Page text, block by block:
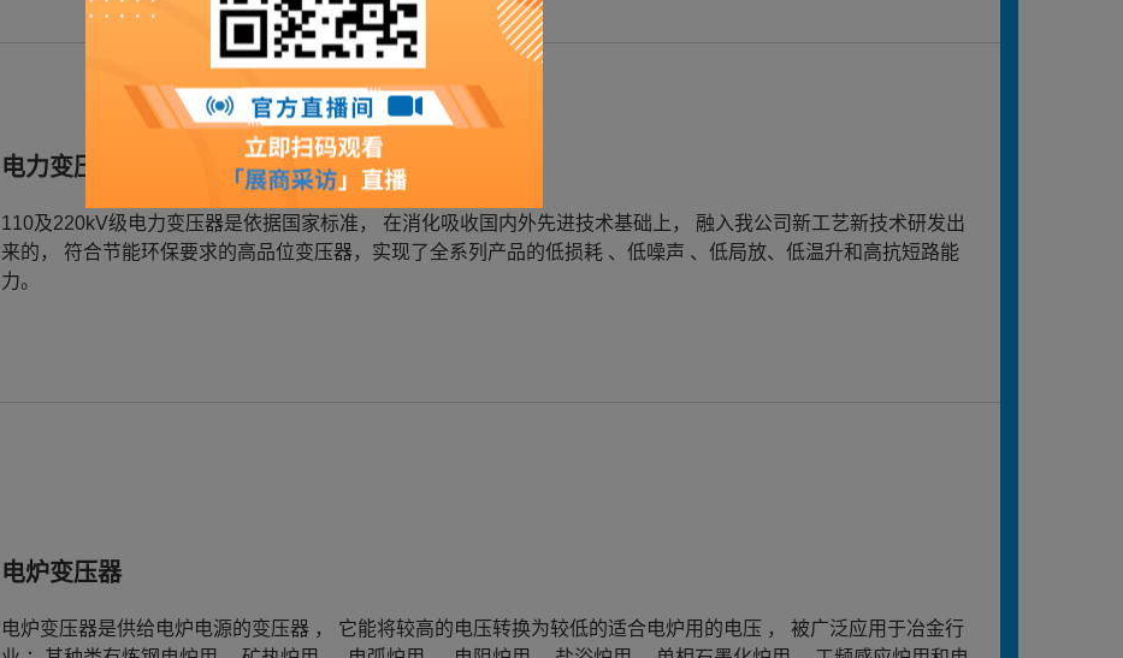
电力变压器
110及220kV级电力变压器是依据国家标准， 在消化吸收国内外先进技术基础上， 融入我公司新工艺新技术研发出
来的， 符合节能环保要求的高品位变压器，实现了全系列产品的低损耗 、低噪声 、低局放、低温升和高抗短路能
力。
电炉变压器
电炉变压器是供给电炉电源的变压器 ， 它能将较高的电压转换为较低的适合电炉用的电压 ， 被广泛应用于冶金行